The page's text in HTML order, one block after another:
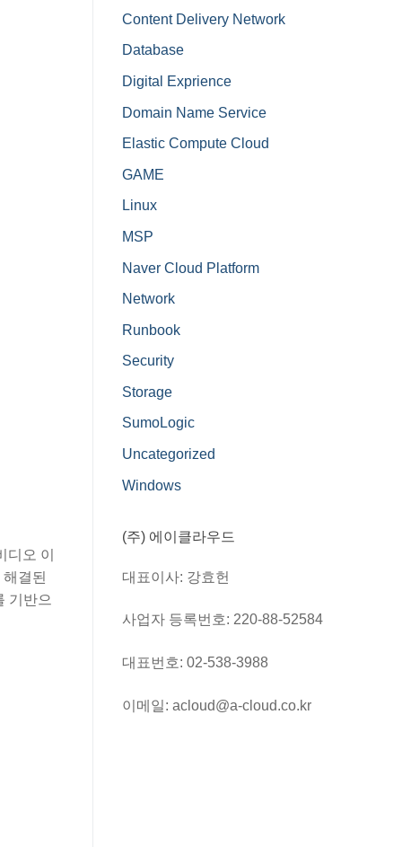
오 이
결된
기반으
Content Delivery Network
Database
Digital Exprience
Domain Name Service
Elastic Compute Cloud
GAME
Linux
MSP
Naver Cloud Platform
Network
Runbook
Security
Storage
SumoLogic
Uncategorized
Windows
(주) 에이클라우드
대표이사: 강효헌
사업자 등록번호: 220-88-52584
대표번호: 02-538-3988
이메일: acloud@a-cloud.co.kr